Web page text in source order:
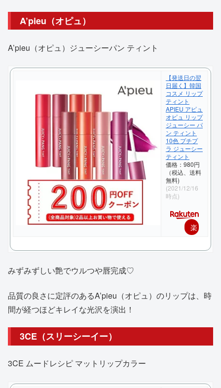
A’pieu（オピュ）
A’pieu（オピュ）ジューシーパン ティント
【発送日の翌
日届く】韓国
コスメ リップ
ティント
APIEU アピュ
オピュ リップ
ジューシー パ
ン ティント
10色 プチプ
ラ ジューシー
ティント
価格：980円
（税込、送料
無料)
(2021/12/16
時点)
楽
入
みずみずしい艶でウルつや唇完成♡
品質の良さに定評のあるA’pieu（オピュ）のリップは、時
間が経つほどキレイな光沢を演出！
3CE（スリーシーイー）
3CE ムードレシピ マットリップカラー